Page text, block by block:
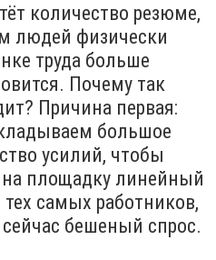
количество резюме,
людей физически
труда больше
Почему так
Причина первая:
большое
усилий, чтобы
на площадку линейный
самых работников,
бешеный спрос.